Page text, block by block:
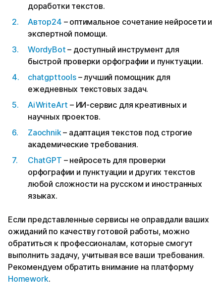
доработки текстов.
Автор24 – оптимальное сочетание нейросети и
экспертной помощи.
WordyBot – доступный инструмент для
быстрой проверки орфографии и пунктуации.
chatgpttools– лучший помощник для
ежедневных текстовых задач.
AiWriteArt – ИИ-сервис для креативных и
научных проектов.
Zaochnik – адаптация текстов под строгие
академические требования.
ChatGPT – нейросеть для проверки
орфографии и пунктуации и других текстов
любой сложности на русском и иностранных
языках.
Если представленные сервисы не оправдали ваших
ожиданий по качеству готовой работы, можно
обратиться к профессионалам, которые смогут
выполнить задачу, учитывая все ваши требования.
Рекомендуем обратить внимание на платформу
Homework.